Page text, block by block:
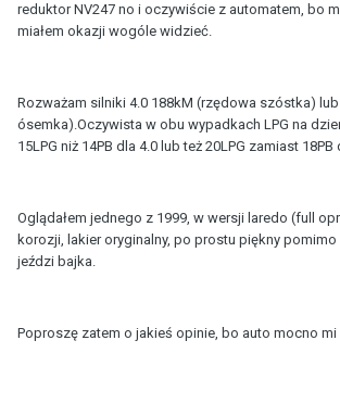
reduktor NV247 no i oczywiście z automatem, bo
miałem okazji wogóle widzieć.
Rozważam silniki 4.0 188kM (rzędowa szóstka)
ósemka).Oczywista w obu wypadkach LPG na
15LPG niż 14PB dla 4.0 lub też 20LPG zamiast 18PB
Oglądałem jednego z 1999, w wersji laredo (full
korozji, lakier oryginalny, po prostu piękny pomimo
jeździ bajka.
Poproszę zatem o jakieś opinie, bo auto mocno